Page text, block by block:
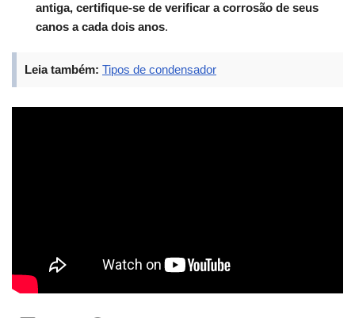
antiga, certifique-se de verificar a corrosão de seus
canos a cada dois anos.
Leia também: Tipos de condensador